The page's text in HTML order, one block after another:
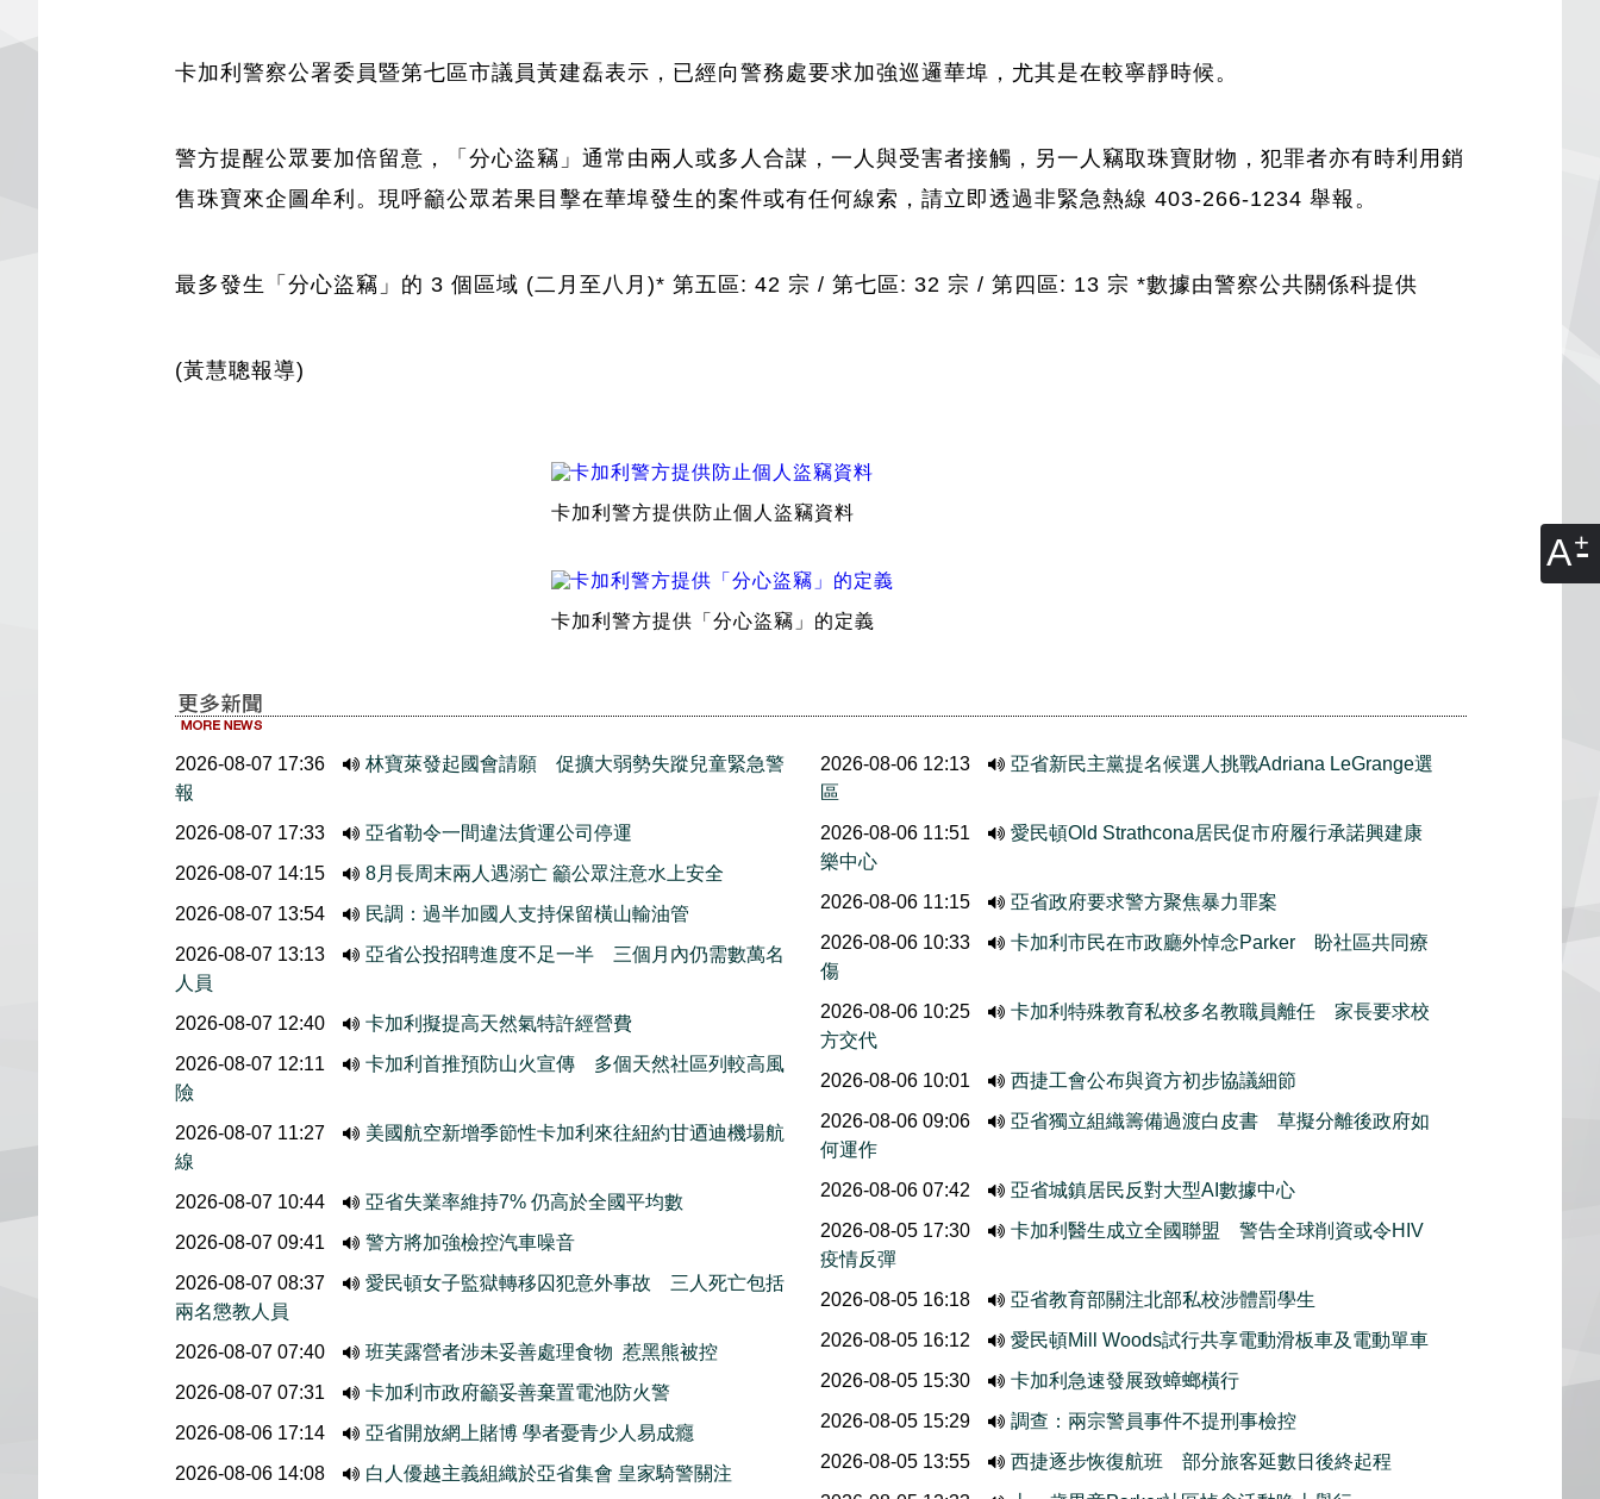
A
卡加利警察公署委員暨第七區市議員黃建磊表示，已經向警務處要求加強巡邏華埠，尤其是在較寧靜時候。
警方提醒公眾要加倍留意，「分心盜竊」通常由兩人或多人合謀，一人與受害者接觸，另一人竊取珠寶財物，犯罪者亦有時利用銷
售珠寶來企圖牟利。現呼籲公眾若果目擊在華埠發生的案件或有任何線索，請立即透過非緊急熱線 403-266-1234 舉報。
最多發生「分心盜竊」的 3 個區域 (二月至八月)* 第五區: 42 宗 / 第七區: 32 宗 / 第四區: 13 宗 *數據由警察公共關係科提供
(黃慧聰報導)
卡加利警方提供防止個人盜竊資料
卡加利警方提供「分心盜竊」的定義
2026-08-07 17:36
林寶萊發起國會請願 促擴大弱勢失蹤兒童緊急警
報
2026-08-07 17:33
亞省勒令一間違法貨運公司停運
2026-08-07 14:15
8月長周末兩人遇溺亡 籲公眾注意水上安全
2026-08-07 13:54
民調：過半加國人支持保留橫山輸油管
2026-08-07 13:13
亞省公投招聘進度不足一半 三個月內仍需數萬名
人員
2026-08-07 12:40
卡加利擬提高天然氣特許經營費
2026-08-07 12:11
卡加利首推預防山火宣傳 多個天然社區列較高風
險
2026-08-07 11:27
美國航空新增季節性卡加利來往紐約甘迺迪機場航
線
2026-08-07 10:44
亞省失業率維持7% 仍高於全國平均數
2026-08-07 09:41
警方將加強檢控汽車噪音
2026-08-07 08:37
愛民頓女子監獄轉移囚犯意外事故 三人死亡包括
兩名懲教人員
2026-08-07 07:40
班芙露營者涉未妥善處理食物 惹黑熊被控
2026-08-07 07:31
卡加利市政府籲妥善棄置電池防火警
2026-08-06 17:14
亞省開放網上賭博 學者憂青少人易成癮
2026-08-06 14:08
白人優越主義組織於亞省集會 皇家騎警關注
2026-08-06 12:13
亞省新民主黨提名候選人挑戰Adriana LeGrange選
區
2026-08-06 11:51
愛民頓Old Strathcona居民促市府履行承諾興建康
樂中心
2026-08-06 11:15
亞省政府要求警方聚焦暴力罪案
2026-08-06 10:33
卡加利市民在市政廳外悼念Parker 盼社區共同療
傷
2026-08-06 10:25
卡加利特殊教育私校多名教職員離任 家長要求校
方交代
2026-08-06 10:01
西捷工會公布與資方初步協議細節
2026-08-06 09:06
亞省獨立組織籌備過渡白皮書 草擬分離後政府如
何運作
2026-08-06 07:42
亞省城鎮居民反對大型AI數據中心
2026-08-05 17:30
卡加利醫生成立全國聯盟 警告全球削資或令HIV
疫情反彈
2026-08-05 16:18
亞省教育部關注北部私校涉體罰學生
2026-08-05 16:12
愛民頓Mill Woods試行共享電動滑板車及電動單車
2026-08-05 15:30
卡加利急速發展致蟑螂橫行
2026-08-05 15:29
調查：兩宗警員事件不提刑事檢控
2026-08-05 13:55
西捷逐步恢復航班 部分旅客延數日後終起程